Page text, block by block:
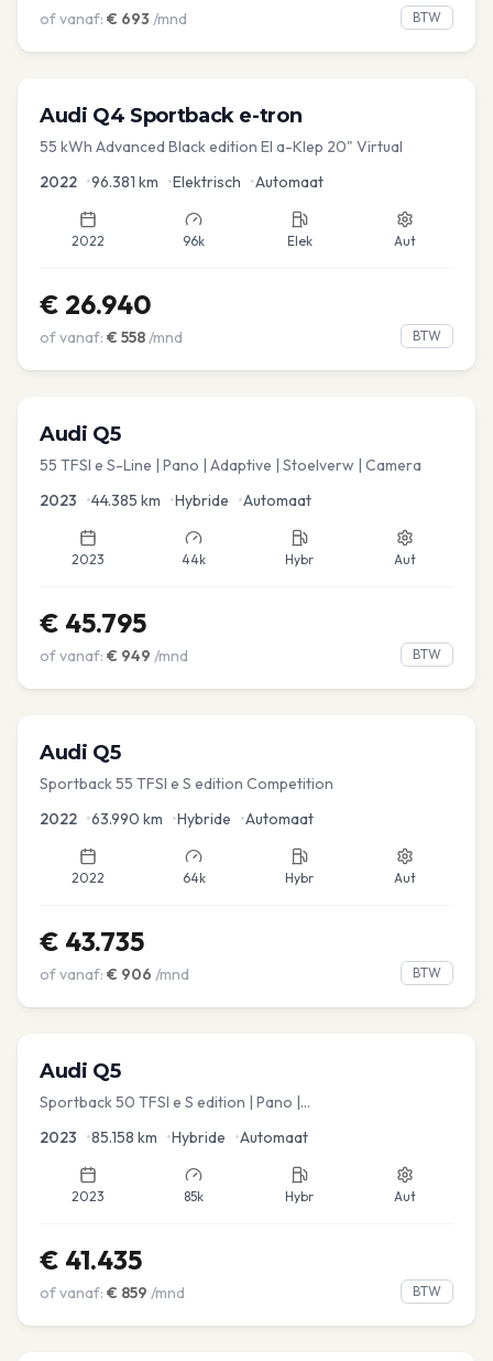
of vanaf: € 693 /mnd BTW
Audi Q4 Sportback e-tron
55 kWh Advanced Black edition El a-Klep 20" Virtual
2022 •96.381 km •Elektrisch •Automaat
2022 96k Elek Aut
€ 26.940
of vanaf: € 558 /mnd BTW
Audi Q5
55 TFSI e S-Line | Pano | Adaptive | Stoelverw | Camera
2023 •44.385 km •Hybride •Automaat
2023 44k Hybr Aut
€ 45.795
of vanaf: € 949 /mnd BTW
Audi Q5
Sportback 55 TFSI e S edition Competition
2022 •63.990 km •Hybride •Automaat
2022 64k Hybr Aut
€ 43.735
of vanaf: € 906 /mnd BTW
Audi Q5
Sportback 50 TFSI e S edition | Pano |
2023 •85.158 km •Hybride •Automaat
2023 85k Hybr Aut
€ 41.435
of vanaf: € 859 /mnd BTW